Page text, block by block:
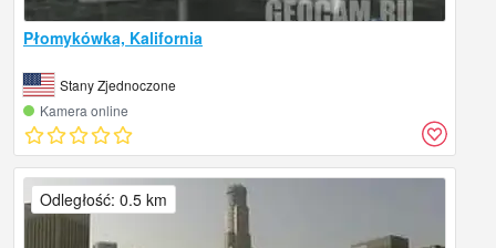
Płomykówka, Kalifornia
Stany Zjednoczone
Kamera online
Odległość: 0.5 km